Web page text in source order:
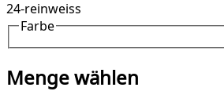
24-reinweiss
Farbe
Menge wählen